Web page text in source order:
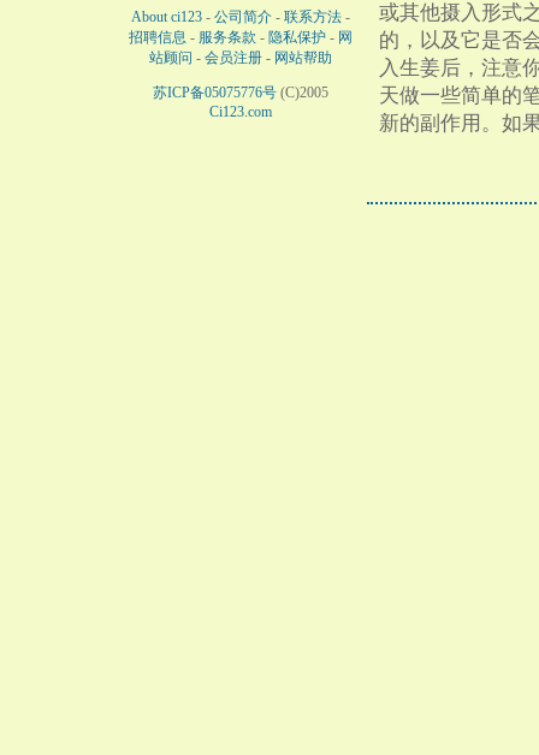
或其他摄入形式
的，以及它是否
入生姜后，注意
天做一些简单的
新的副作用。如
About ci123 - 公司简介 - 联系方法 -
招聘信息 - 服务条款 - 隐私保护 - 网
站顾问 - 会员注册 - 网站帮助
苏ICP备05075776号 (C)2005
Ci123.com